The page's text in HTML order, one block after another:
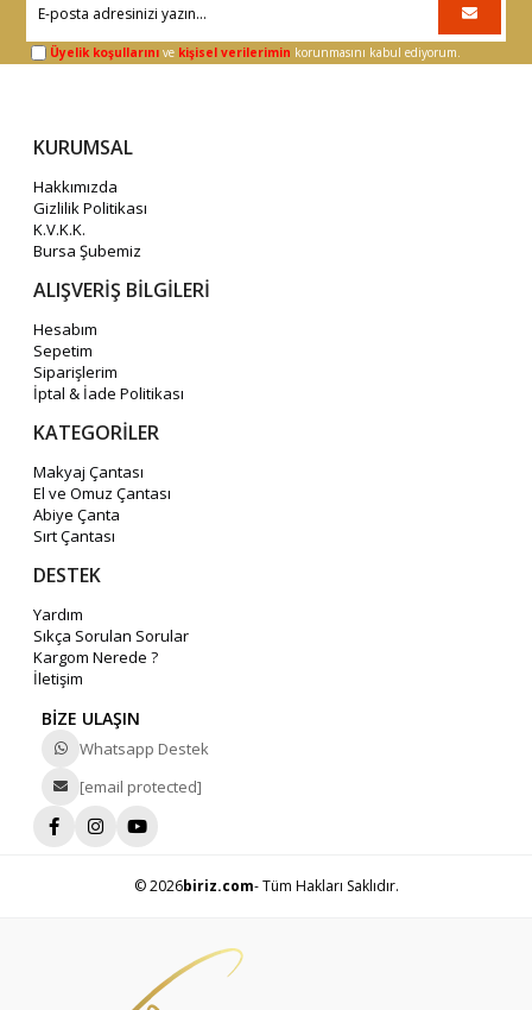
Üyelik koşullarını ve kişisel verilerimin korunmasını kabul ediyorum.
KURUMSAL
Hakkımızda
Gizlilik Politikası
K.V.K.K.
Bursa Şubemiz
ALIŞVERİŞ BİLGİLERİ
Hesabım
Sepetim
Siparişlerim
İptal & İade Politikası
KATEGORİLER
Makyaj Çantası
El ve Omuz Çantası
Abiye Çanta
Sırt Çantası
DESTEK
Yardım
Sıkça Sorulan Sorular
Kargom Nerede ?
İletişim
BİZE ULAŞIN
Whatsapp Destek
[email protected]
© 2026biriz.com- Tüm Hakları Saklıdır.